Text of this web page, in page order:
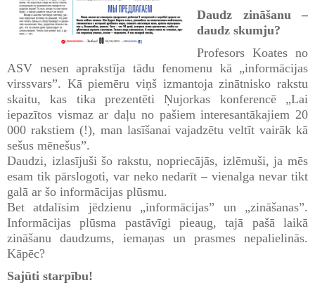
Daudz zināšanu –
daudz skumju?
Profesors Koates no
ASV nesen aprakstīja tādu fenomenu kā „informācijas
virssvars”. Kā piemēru viņš izmantoja zinātnisko rakstu
skaitu, kas tika prezentēti Ņujorkas konferencē „Lai
iepazītos vismaz ar daļu no pašiem interesantākajiem 20
000 rakstiem (!), man lasīšanai vajadzētu veltīt vairāk kā
sešus mēnešus”.
Daudzi, izlasījuši šo rakstu, nopriecājās, izlēmuši, ja mēs
esam tik pārslogoti, var neko nedarīt – vienalga nevar tikt
galā ar šo informācijas plūsmu.
Bet atdalīsim jēdzienu „informācijas” un „zināšanas”.
Informācijas plūsma pastāvīgi pieaug, tajā pašā laikā
zināšanu daudzums, iemaņas un prasmes nepalielinās.
Kāpēc?
Sajūti starpību!